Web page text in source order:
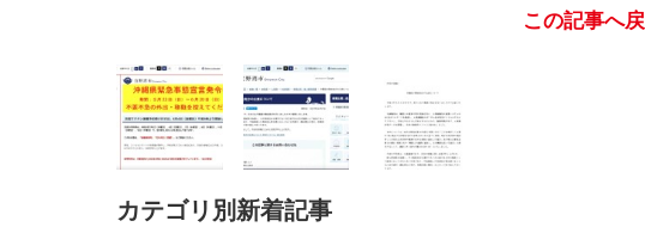
この記事へ
カテゴリ別新着記事